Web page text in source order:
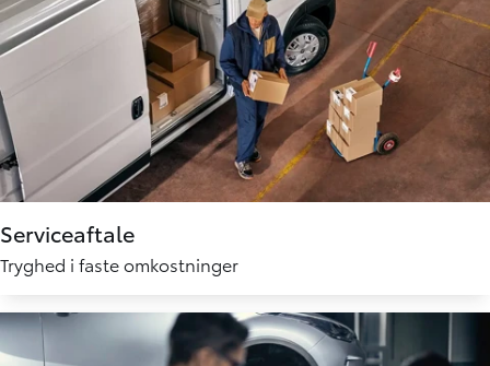
Serviceaftale
Tryghed i faste omkostninger